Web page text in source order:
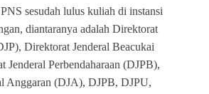
sesudah lulus kuliah di instansi
diantaranya adalah Direktorat
Direktorat Jenderal Beacukai
Jenderal Perbendaharaan (DJPB),
Anggaran (DJA), DJPB, DJPU,